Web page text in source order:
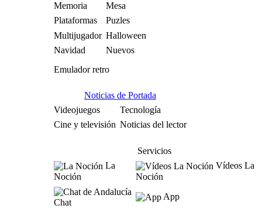
Memoria
Mesa
Plataformas
Puzles
Multijugador Halloween
Navidad
Nuevos
Emulador retro
Noticias de Portada
Videojuegos
Tecnología
Cine y televisión Noticias del lector
Servicios
La
Noción
Vídeos La
Noción
Chat
App